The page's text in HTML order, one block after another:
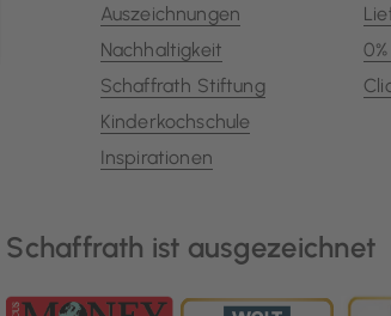
Auszeichnungen
Nachhaltigkeit
Schaffrath Stiftung
Kinderkochschule
Inspirationen
Schaffrath ist ausgezeichnet